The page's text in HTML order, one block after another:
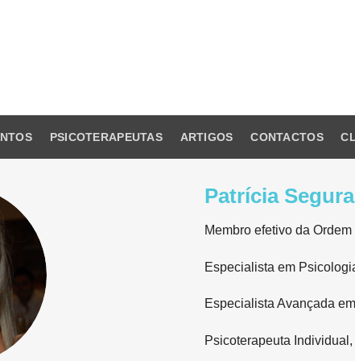
PSICOTERAPEUTAS ARTIGOS CONTACTOS
Patrícia
Membro efetivo da
Especialista em
Especialista Avançada
Psicoterapeuta